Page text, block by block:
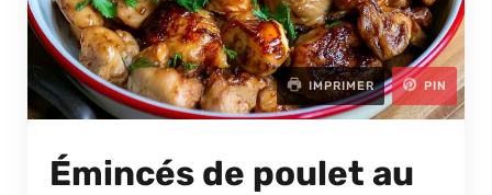
IMPRIMER PIN
Émincés de poulet au